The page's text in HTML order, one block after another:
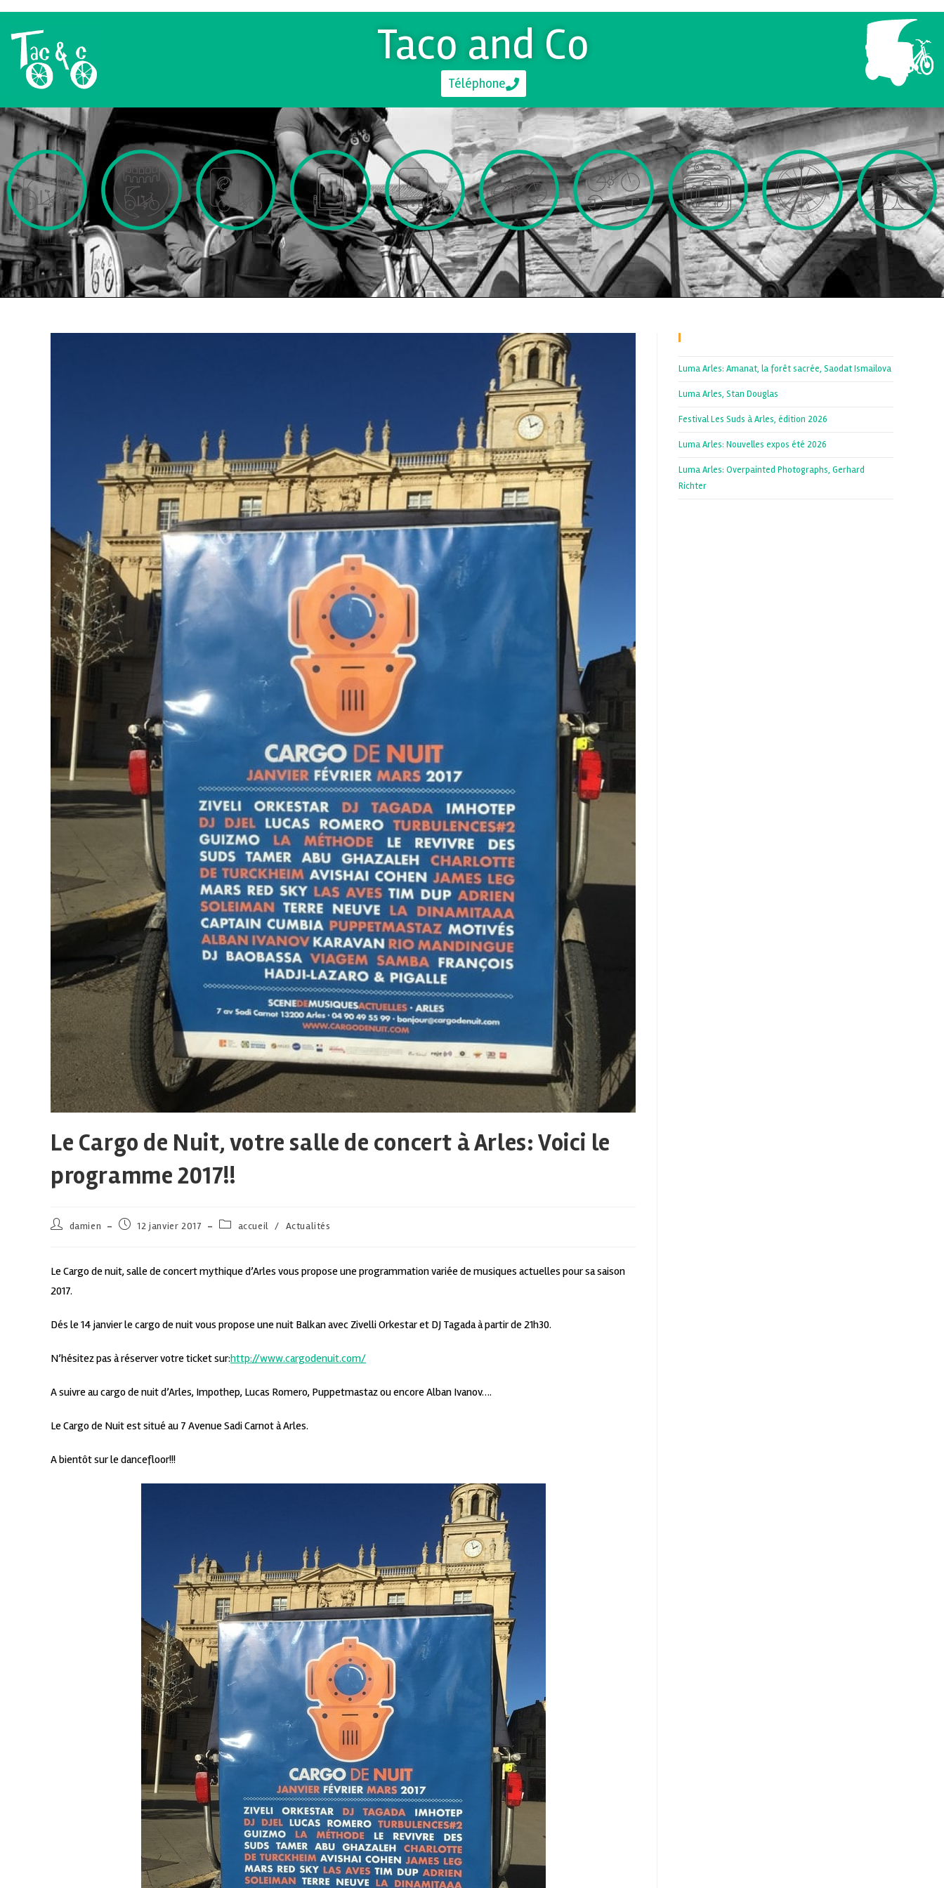
Taco and Co
Téléphone
Le Cargo de Nuit, votre salle de concert à Arles: Voici le
programme 2017!!
damien 12 janvier 2017 accueil / Actualités
Le Cargo de nuit, salle de concert mythique d’Arles vous propose une programmation variée de musiques actuelles pour sa saison
2017.
Dés le 14 janvier le cargo de nuit vous propose une nuit Balkan avec Zivelli Orkestar et DJ Tagada à partir de 21h30.
N’hésitez pas à réserver votre ticket sur:http://www.cargodenuit.com/
A suivre au cargo de nuit d’Arles, Impothep, Lucas Romero, Puppetmastaz ou encore Alban Ivanov….
Le Cargo de Nuit est situé au 7 Avenue Sadi Carnot à Arles.
A bientôt sur le dancefloor!!!
Luma Arles: Amanat, la forêt sacrée, Saodat Ismailova
Luma Arles, Stan Douglas
Festival Les Suds à Arles, édition 2026
Luma Arles: Nouvelles expos été 2026
Luma Arles: Overpainted Photographs, Gerhard
Richter